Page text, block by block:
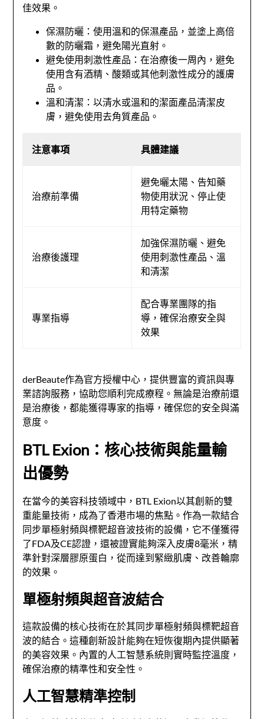
佳效果。
保濕防曬：使用溫和的保濕產品，並塗上高倍
數的防曬霜，避免陽光直射。
避免使用刺激性產品：在治療後一周內，避免
使用含有酒精、酸類或其他刺激性成分的護膚
品。
溫和清潔：以清水或溫和的潔面產品清潔皮
膚，避免使用去角質產品。
注意事項 具體建議
治療前準備
避免曬太陽、告知藥
物使用狀況、停止使
用特定藥物
治療後護理
加強保濕防曬、避免
使用刺激性產品、溫
和清潔
專業指導
配合專業團隊的指
導，確保治療安全與
效果
derBeaute作為官方授權中心，提供豐富的資訊與專
業諮詢服務，協助您順利完成療程。無論是治療前還
是治療後，都能獲得專家的指導，確保您的安全與滿
意度。
BTL Exion：核心技術與能量輸
出優勢
在當今的美容科技領域中，BTL Exion以其創新的雙
重能量技術，成為了香港市場的焦點。作為一款結合
同步單極射頻與標靶超音波技術的設備，它不僅獲得
了FDA及CE認證，還被證實能夠深入皮膚8毫米，精
準針對深層膠原蛋白，從而達到緊緻肌膚、改善輪廓
的效果。
單極射頻與超音波結合
這款設備的核心技術在於其同步單極射頻與標靶超音
波的結合。這種創新設計能夠在短恢復期內提供顯著
的美容效果。內置的人工智慧系統則實時監控溫度，
確保治療的精準性和安全性。
人工智慧精準控制